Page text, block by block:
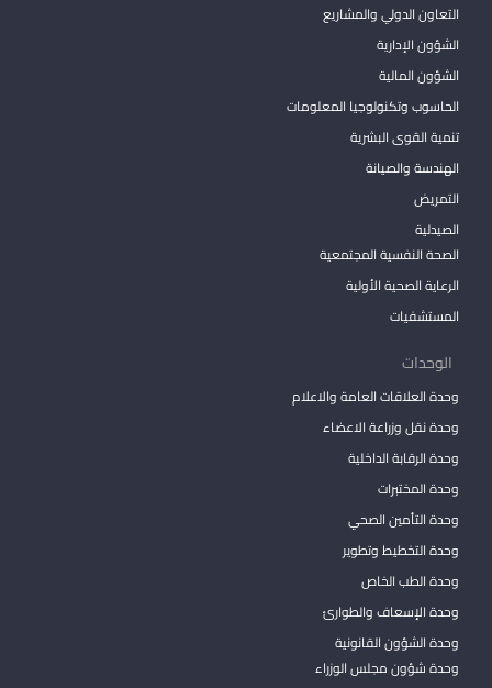
التعاون الدولي والمشاريع
الشؤون الإدارية
الشؤون المالية
الحاسوب وتكنولوجيا المعلومات
تنمية القوى البشرية
الهندسة والصيانة
التمريض
الصيدلية
الصحة النفسية المجتمعية
الرعاية الصحية الأولية
المستشفيات
الوحدات
وحدة العلاقات العامة والاعلام
وحدة نقل وزراعة الاعضاء
وحدة الرقابة الداخلية
وحدة المختبرات
وحدة التأمين الصحي
وحدة التخطيط وتطوير
وحدة الطب الخاص
وحدة الإسعاف والطوارئ
وحدة الشؤون القانونية
وحدة شؤون مجلس الوزراء